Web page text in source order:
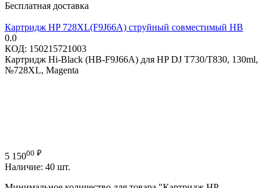
Бесплатная доставка
Картридж HP 728XL(F9J66A) струйный совместимый HB
0.0
КОД: 150215721003
Картридж Hi-Black (HB-F9J66A) для HP DJ T730/T830, 130ml,
№728XL, Magenta
5 15000 ₽
Наличие: 40 шт.